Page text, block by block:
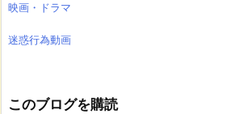
映画・ドラマ
迷惑行為動画
このブログを購読